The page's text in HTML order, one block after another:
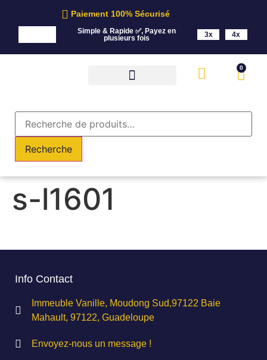
Simple & Rapide ✅, Payez en
plusieurs fois
3x 4x
Paiement 100% Sécurisé
0
Recherche
s-l1601
Info Contact
Immeuble Vanille, Moudong Sud,97122 Baie
Mahault, 97122, Guadeloupe
Envoyez-nous un message !